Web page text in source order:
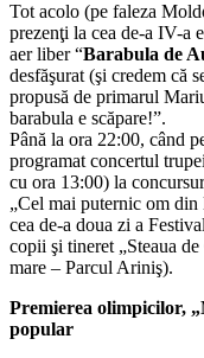
Tot acolo (pe faleza
prezenţi la cea de-a IV-a
aer liber “Barabula de
desfăşurat (şi credem că
propusă de primarul
barabula e scăpare!”.
Până la ora 22:00, când
programat concertul
cu ora 13:00) la
„Cel mai puternic om
cea de-a doua zi a
copii şi tineret „Steaua
mare – Parcul Ariniş).
Premierea olimpicilor,
popular